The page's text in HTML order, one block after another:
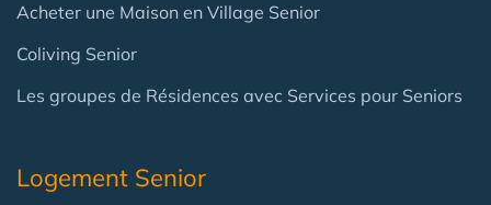
Acheter une Maison en Village Senior
Coliving Senior
Les groupes de Résidences avec Services pour Seniors
Logement Senior